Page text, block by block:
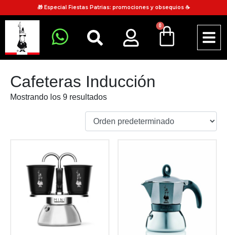
🎁 Especial Fiestas Patrias: promociones y obsequios ☕
0
Cafeteras Inducción
Mostrando los 9 resultados